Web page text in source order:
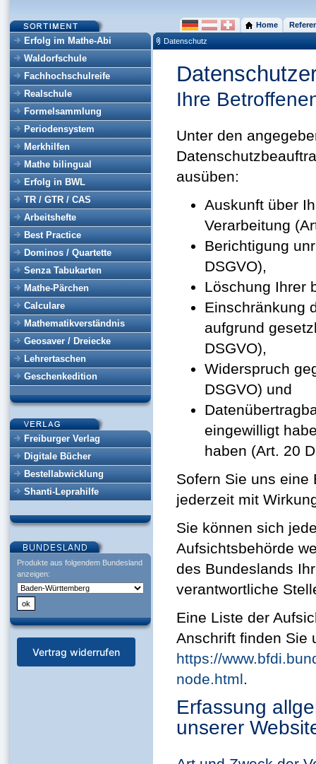
Erfolg im Mathe-Abi
Waldorfschule
Fachhochschulreife
Realschule
Formelsammlung
Periodensystem
Merkhilfen
Mathe bilingual
Erfolg in BWL
TR / GTR / CAS
Arbeitshefte
Best Practice
Dominos / Quartette
Senza Tabukarten
Mathe-Pärchen
Calculare
Mathematikverständnis
Geosaver / Dreiecke
Lehrertaschen
Geschenkedition
Freiburger Verlag
Digitale Bücher
Bestellabwicklung
Shanti-Leprahilfe
Produkte aus folgendem Bundesland
anzeigen:
Vertrag widerrufen
Home
Datenschutz
Ihre
Unter den
ausüben:
Auskunft über
Verarbeitung
Berichtigung
DSGVO),
Löschung Ihrer
Einschränkung
aufgrund
DSGVO),
Widerspruch
DSGVO) und
eingewilligt
haben (Art. 20
Sofern Sie uns eine
jederzeit mit
Sie können sich
Aufsichtsbehörde
des Bundeslands
verantwortliche
Eine Liste der
Anschrift finden Sie
https://
node.html.
Erfassung
unserer